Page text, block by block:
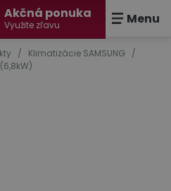
Akčná ponuka
Využite zľavu Menu
/ Klimatizácie SAMSUNG /